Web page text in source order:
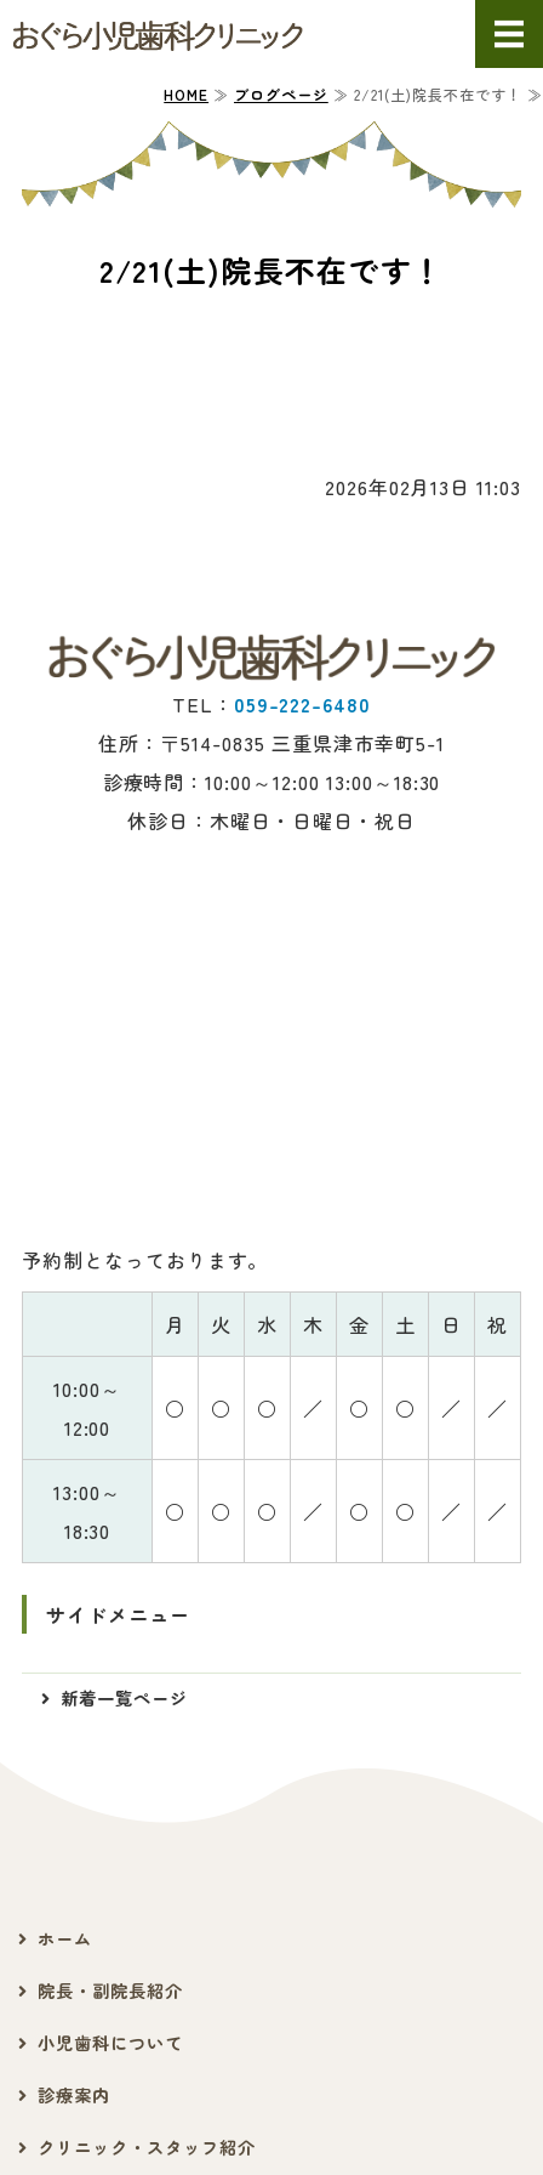
おぐら小児歯
院長・副院長紹介
診療案内
HOME ≫ ブログページ ≫ 2/21(土)院長不在です！ ≫
2/21(土)院長不在です！
2026年02月13日 11:03
TEL： 059-222-6480
住所：〒514-0835 三重県津市幸町5-1
診療時間：10:00～12:00 13:00～18:30
休診日：木曜日・日曜日・祝日
予約制となっております。
月 火 水 木 金 土 日 祝
10:00～
12:00
○ ○ ○ ／ ○ ○ ／ ／
13:00～
18:30
○ ○ ○ ／ ○ ○ ／ ／
サイドメニュー
新着一覧ページ
ホーム
院長・副院長紹介
小児歯科について
診療案内
クリニック・スタッフ紹介